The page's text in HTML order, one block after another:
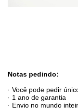
Notas pedindo:
· Você pode pedir
· 1 ano de garantia
· Envio no mundo